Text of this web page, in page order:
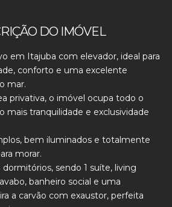
DO IMÓVEL
em Itajuba com elevador, ideal para
conforto e uma excelente
mar.
privativa, o imóvel ocupa todo o
mais tranquilidade e exclusividade
bem iluminados e totalmente
morar.
sendo 1 suíte, living
banheiro social e uma
a carvão com exaustor, perfeita